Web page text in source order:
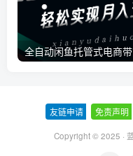
友链申请 免责声明
Copyright © 2025 ·